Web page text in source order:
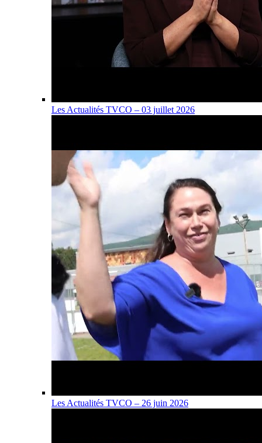
Les Actualités TVCO – 03 juillet 2026
Les Actualités TVCO – 26 juin 2026